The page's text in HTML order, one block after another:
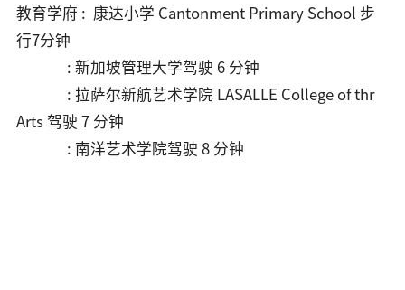
教育学府 : 康达小学 Cantonment Primary School 步
行7分钟
: 新加坡管理大学驾驶 6 分钟
: 拉萨尔新航艺术学院 LASALLE College of thr
Arts 驾驶 7 分钟
: 南洋艺术学院驾驶 8 分钟